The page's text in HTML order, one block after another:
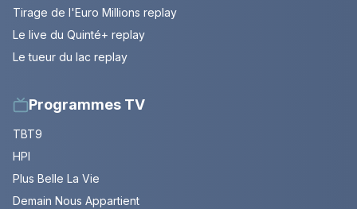
Tirage de l'Euro Millions replay
Le live du Quinté+ replay
Le tueur du lac replay
Programmes TV
TBT9
HPI
Plus Belle La Vie
Demain Nous Appartient